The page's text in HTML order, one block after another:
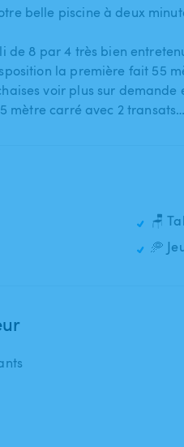
belle piscine à deux
de 8 par 4 très bien
la première fait 55
voir plus sur
mètre carré avec 2 transats​…
🪑
🥏